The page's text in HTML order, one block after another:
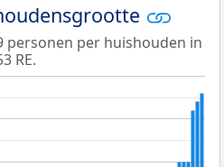
personen per huishouden in
RE.